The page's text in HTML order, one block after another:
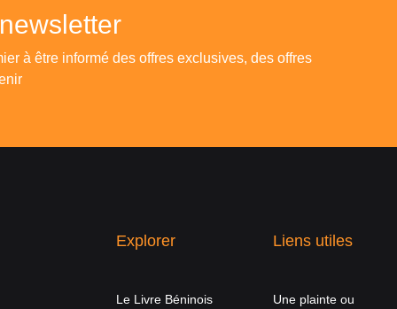
à être informé des offres exclusives, des offres
Explorer
Le Livre Béninois
Liens utiles
Une plainte ou